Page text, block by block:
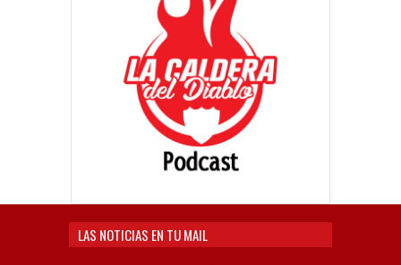
LAS NOTICIAS EN TU MAIL